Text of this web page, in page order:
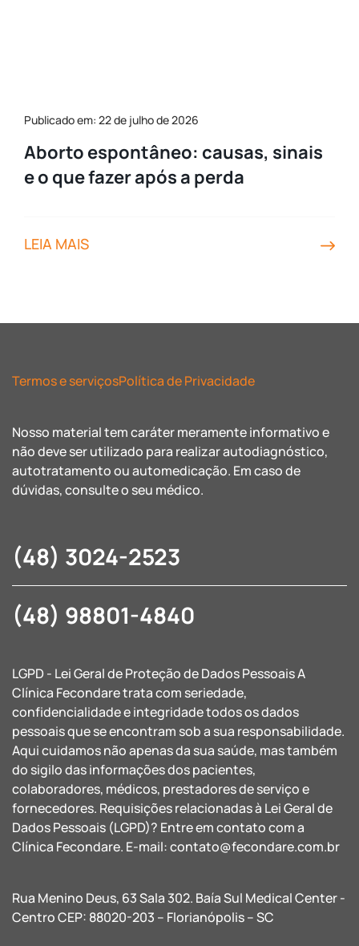
Publicado em: 22 de julho de 2026
Aborto espontâneo: causas, sinais
e o que fazer após a perda
LEIA MAIS
Termos e serviçosPolítica de Privacidade
Nosso material tem caráter meramente informativo e
não deve ser utilizado para realizar autodiagnóstico,
autotratamento ou automedicação. Em caso de
dúvidas, consulte o seu médico.
(48) 3024-2523
(48) 98801-4840
LGPD - Lei Geral de Proteção de Dados Pessoais A
Clínica Fecondare trata com seriedade,
confidencialidade e integridade todos os dados
pessoais que se encontram sob a sua responsabilidade.
Aqui cuidamos não apenas da sua saúde, mas também
do sigilo das informações dos pacientes,
colaboradores, médicos, prestadores de serviço e
fornecedores. Requisições relacionadas à Lei Geral de
Dados Pessoais (LGPD)? Entre em contato com a
Clínica Fecondare. E-mail:contato@fecondare.com.br
Rua Menino Deus, 63 Sala 302. Baía Sul Medical Center -
Centro CEP: 88020-203 – Florianópolis – SC